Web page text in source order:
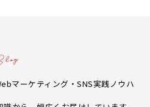
マーケティング・SNS実践ノウハ